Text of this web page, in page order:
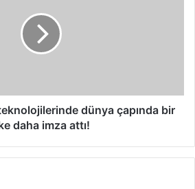
dünya çapında bir
daha imza attı!